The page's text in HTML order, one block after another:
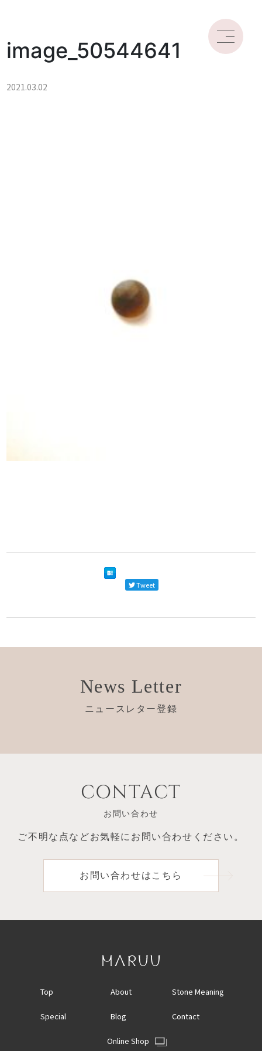
image_50544641
2021.03.02
Tweet
News Letter
ニュースレター登録
CONTACT
お問い合わせ
ご不明な点などお気軽にお問い合わせください。
お問い合わせはこちら
Top About Stone Meaning
Special Blog Contact
Online Shop